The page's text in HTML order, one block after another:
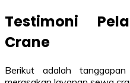
Testimoni
Crane
Berikut adalah